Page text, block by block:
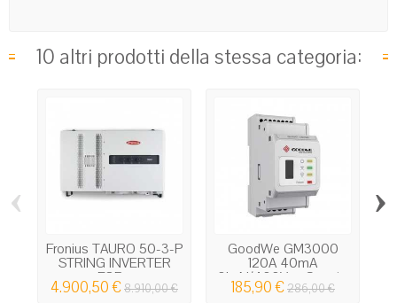
10 altri prodotti della stessa categoria:
Fronius TAURO 50-3-P
STRING INVERTER
FOR...
4.900,50 €8.910,00 €
GoodWe GM3000
120A 40mA
3L+N/400Vac Smart...
185,90 €286,00 €
‹ ›